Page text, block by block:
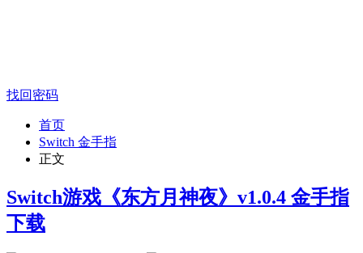
找回密码
首页
Switch 金手指
正文
Switch游戏《东方月神夜》v1.0.4 金手指
下载